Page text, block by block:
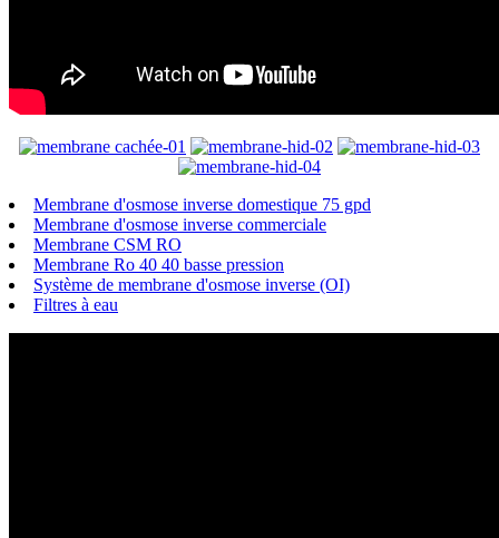
Membrane d'osmose inverse domestique 75 gpd
Membrane d'osmose inverse commerciale
Membrane CSM RO
Membrane Ro 40 40 basse pression
Système de membrane d'osmose inverse (OI)
Filtres à eau